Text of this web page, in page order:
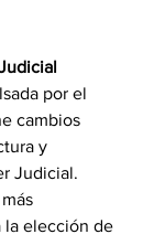
por el
cambios
y
Judicial.
la elección de